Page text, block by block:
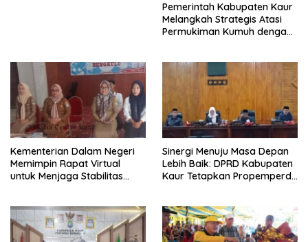
Pemerintah Kabupaten Kaur
Melangkah Strategis Atasi
Permukiman Kumuh dengan
Kementerian Dalam Negeri
Memimpin Rapat Virtual
untuk Menjaga Stabilitas
Sinergi Menuju Masa Depan
Lebih Baik: DPRD Kabupaten
Kaur Tetapkan Propemperda